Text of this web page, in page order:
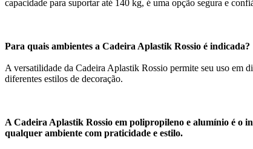
capacidade para suportar até 140 kg, é uma opção segura e
Para quais ambientes a Cadeira Aplastik Rossio é indicada?
A versatilidade da Cadeira Aplastik Rossio permite seu uso em
diferentes estilos de decoração.
A Cadeira Aplastik Rossio em polipropileno e alumínio é o
qualquer ambiente com praticidade e estilo.